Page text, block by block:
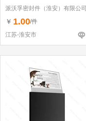
派沃孚密封件（淮安）有限公司
￥ 1.00/件
江苏-淮安市